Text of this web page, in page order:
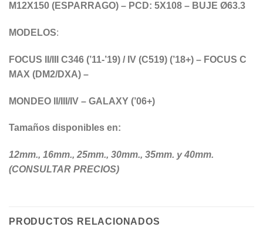
M12X150 (ESPARRAGO) – PCD: 5X108 – BUJE Ø63.3
MODELOS:
FOCUS II/III C346 (’11-’19) / IV (C519) (’18+) – FOCUS C
MAX (DM2/DXA) –
MONDEO II/III/IV – GALAXY (’06+)
Tamaños disponibles en:
12mm., 16mm., 25mm., 30mm., 35mm. y 40mm.
(CONSULTAR PRECIOS)
PRODUCTOS RELACIONADOS